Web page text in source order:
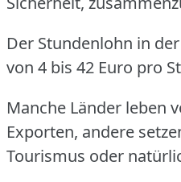
Der Stundenlohn in
von 4 bis 42 Euro pro
Manche Länder leben
Exporten, andere
Tourismus oder